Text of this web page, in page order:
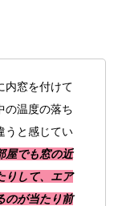
内窓を付けて
の温度の落ち
うと感じてい
屋でも窓の近
りして、エア
のが当たり前